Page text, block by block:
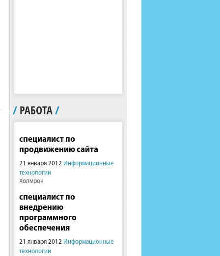
/ РАБОТА/
специалист по
продвижению сайта
21 января 2012 Информационные
технологии
Холмрок
специалист по
внедрению
программного
обеспечения
21 января 2012 Информационные
технологии